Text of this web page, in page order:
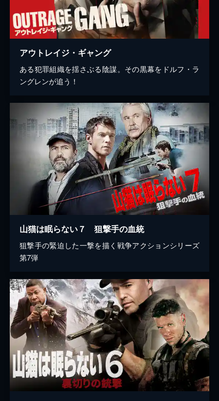
アウトレイジ・ギャング
ある犯罪組織を揺さぶる陰謀。その黒幕をドルフ・ラ
ングレンが追う！
山猫は眠らない７ 狙撃手の血統
狙撃手の緊迫した一撃を描く戦争アクションシリーズ
第7弾